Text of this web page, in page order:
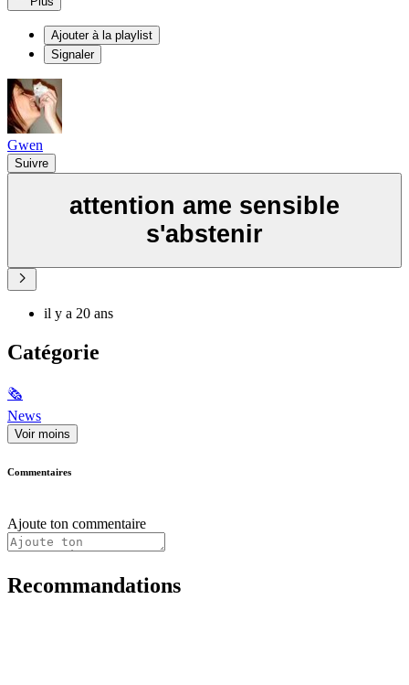
Ajouter à la playlist
Signaler
Gwen
Suivre
attention ame sensible
s'abstenir
il y a 20 ans
Catégorie
🗞
News
Voir moins
Commentaires
Ajoute ton commentaire
Recommandations